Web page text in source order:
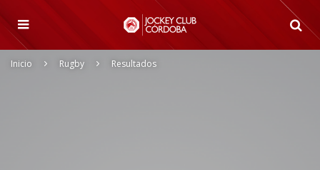
Inicio Rugby Resultados